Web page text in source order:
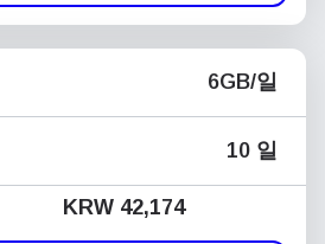
6GB/일
10 일
KRW 42,174